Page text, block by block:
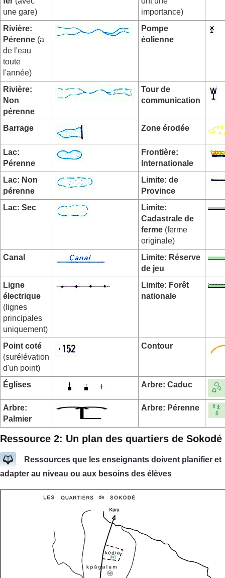
une gare)
importance)
Rivière:
Pérenne (a
de l'eau
toute
l'année)
Pompe
éolienne
Rivière:
Non
pérenne
Tour de
communication
Barrage Zone érodée
Lac:
Pérenne
Frontière:
Internationale
Lac: Non
pérenne
Limite: de
Province
Lac: Sec
Limite:
Cadastrale de
ferme (ferme
originale)
Canal
Limite: Réserve
de jeu
Ligne
électrique
(lignes
principales
uniquement)
Limite: Forêt
nationale
Point coté
(surélévation
d'un point)
Contour
Églises Arbre: Caduc
Arbre:
Palmier
Arbre: Pérenne
Ressource 2: Un plan des quartiers de Sokodé
Ressources que les enseignants doivent planifier et
adapter au niveau ou aux besoins des élèves